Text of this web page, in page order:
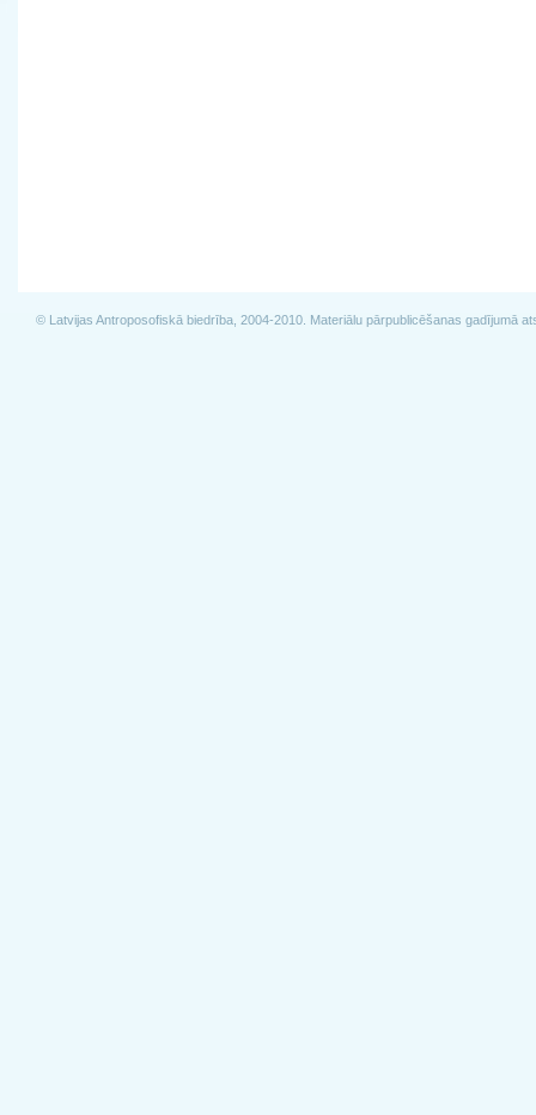
© Latvijas Antroposofiskā biedrība, 2004-2010. Materiālu pārpublicēšanas gadījumā